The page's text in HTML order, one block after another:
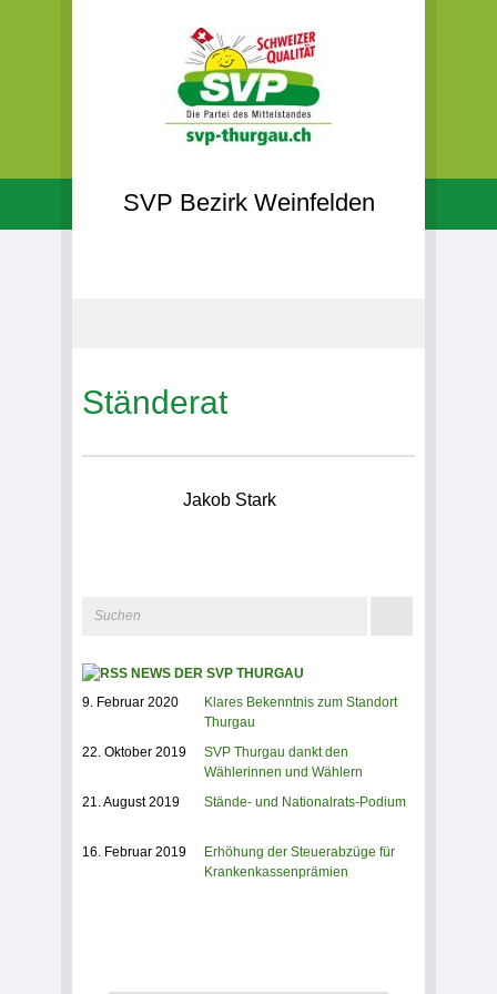
SVP Bezirk Weinfelden
Ständerat
Jakob Stark
NEWS DER SVP THURGAU
Klares Bekenntnis zum Standort
Thurgau
9. Februar 2020
SVP Thurgau dankt den
Wählerinnen und Wählern
22. Oktober 2019
Stände- und Nationalrats-Podium
21. August 2019
Erhöhung der Steuerabzüge für
Krankenkassenprämien
16. Februar 2019